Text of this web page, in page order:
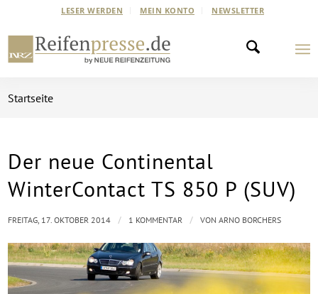
LESER WERDEN MEIN KONTO NEWSLETTER
Startseite
Der neue Continental
WinterContact TS 850 P (SUV)
FREITAG, 17. OKTOBER 2014 / 1 KOMMENTAR / VONARNO BORCHERS
sagt: